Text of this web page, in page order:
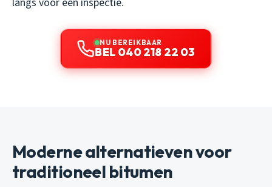
NU BEREIKBAAR
BEL 040 218 22 03
Moderne alternatieven voor
traditioneel bitumen